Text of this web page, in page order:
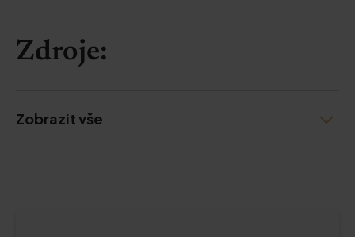
Zdroje:
Zobrazit vše